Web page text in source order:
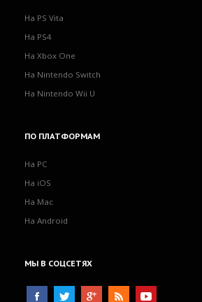
На PS Vita
На PS4
На Xbox One
На Nintendo Switch
На Nintendo Wii U
ПО ПЛАТФОРМАМ
На PC
На iOS
На Mac
На Android
МЫ В СОЦСЕТЯХ